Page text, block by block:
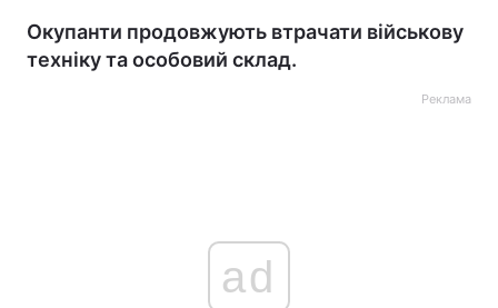
Окупанти продовжують втрачати військову
техніку та особовий склад.
Реклама
ad